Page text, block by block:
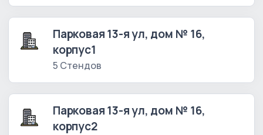
Парковая 13-я ул, дом № 16,
корпус1
5 Стендов
Парковая 13-я ул, дом № 16,
корпус2